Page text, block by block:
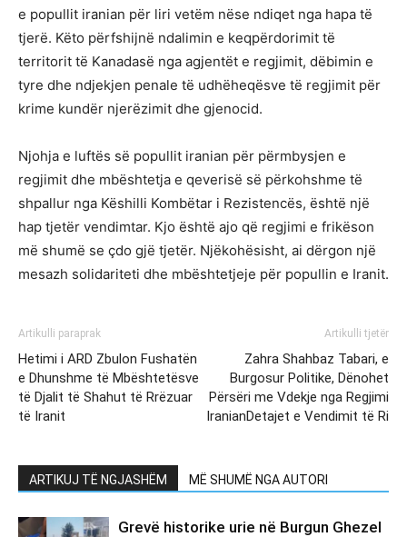
e popullit iranian për liri vetëm nëse ndiqet nga hapa të
tjerë. Këto përfshijnë ndalimin e keqpërdorimit të
territorit të Kanadasë nga agjentët e regjimit, dëbimin e
tyre dhe ndjekjen penale të udhëheqësve të regjimit për
krime kundër njerëzimit dhe gjenocid.
Njohja e luftës së popullit iranian për përmbysjen e
regjimit dhe mbështetja e qeverisë së përkohshme të
shpallur nga Këshilli Kombëtar i Rezistencës, është një
hap tjetër vendimtar. Kjo është ajo që regjimi e frikëson
më shumë se çdo gjë tjetër. Njëkohësisht, ai dërgon një
mesazh solidariteti dhe mbështetjeje për popullin e Iranit.
Artikulli paraprak
Hetimi i ARD Zbulon Fushatën
e Dhunshme të Mbështetësve
të Djalit të Shahut të Rrëzuar
të Iranit
Artikulli tjetër
Zahra Shahbaz Tabari, e
Burgosur Politike, Dënohet
Përsëri me Vdekje nga Regjimi
IranianDetajet e Vendimit të Ri
ARTIKUJ TË NGJASHËM MË SHUMË NGA AUTORI
Grevë historike urie në Burgun Ghezel